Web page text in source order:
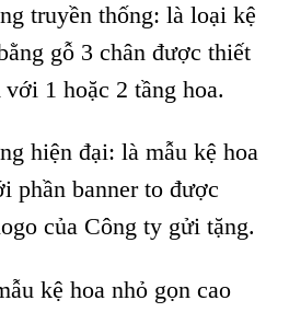
truyền thống: là loại kệ
gỗ 3 chân được thiết
1 hoặc 2 tầng hoa.
hiện đại: là mẫu kệ hoa
phần banner to được
của Công ty gửi tặng.
kệ hoa nhỏ gọn cao